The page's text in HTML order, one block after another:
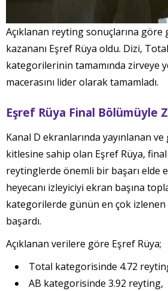
Açıklanan reyting sonuçlarına
kazananı Eşref Rüya oldu. Dizi,
kategorilerinin tamamında zirveye
macerasını lider olarak tamamladı.
Eşref Rüya Final Bölümüyle
Kanal D ekranlarında yayınlanan
kitlesine sahip olan Eşref Rüya,
reytinglerde önemli bir başarı elde
heyecanı izleyiciyi ekran başına
kategorilerde günün en çok izlenen
başardı.
Açıklanan verilere göre Eşref Rüya;
Total kategorisinde 4.72
AB kategorisinde 3.92 reyting,